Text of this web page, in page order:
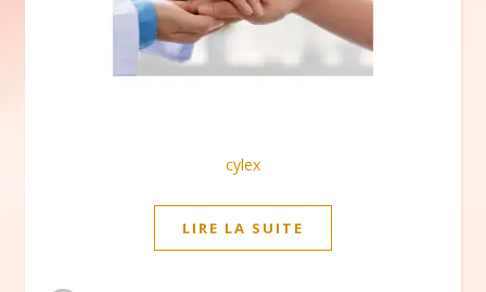
cylex
LIRE LA SUITE